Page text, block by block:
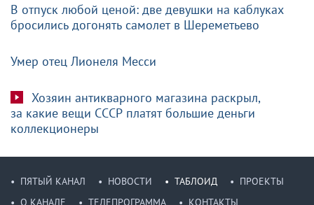
В отпуск любой ценой: две девушки на каблуках
бросились догонять самолет в Шереметьево
Умер отец Лионеля Месси
Хозяин антикварного магазина раскрыл,
за какие вещи СССР платят большие деньги
коллекционеры
ПЯТЫЙ КАНАЛ НОВОСТИ ТАБЛОИД
ПРОЕКТЫ
О КАНАЛЕ
ТЕЛЕПРОГРАММА КОНТАКТЫ